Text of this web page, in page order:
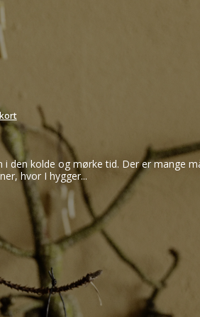
FREE
Konfekt
den kolde og mørke tid. Der er mange
hvor I hygger...